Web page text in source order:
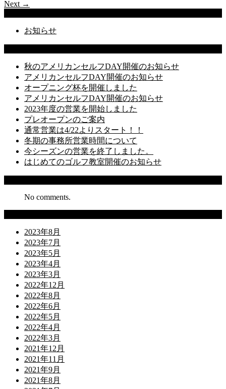
Next →
お知らせ
秋のアメリカンセルフDAY開催のお知らせ
アメリカンセルフDAY開催のお知らせ
オープニング杯を開催しました
アメリカンセルフDAY開催のお知らせ
2023年度の営業を開始しました
プレオープンのご案内
通常営業は4/22よりスタート！！
冬期の事務所営業時間について
今シーズンの営業を終了しました。
はじめてのゴルフ教室開催のお知らせ
No comments.
2023年8月
2023年7月
2023年5月
2023年4月
2023年3月
2022年12月
2022年8月
2022年6月
2022年5月
2022年4月
2022年3月
2021年12月
2021年11月
2021年9月
2021年8月